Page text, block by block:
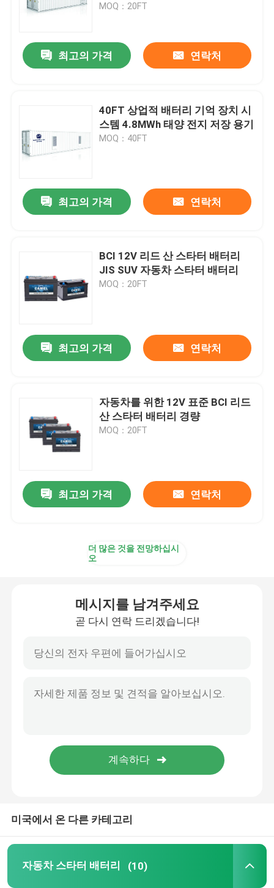
제품
MOQ：20FT
최고의 가격 연락처
40FT 상업적 배터리 기억 장치 시
스템 4.8MWh 태양 전지 저장 용기
MOQ：40FT
최고의 가격 연락처
BCI 12V 리드 산 스타터 배터리
JIS SUV 자동차 스타터 배터리
MOQ：20FT
최고의 가격 연락처
자동차를 위한 12V 표준 BCI 리드
산 스타터 배터리 경량
MOQ：20FT
최고의 가격 연락처
더 많은 것을 전망하십시
오
메시지를 남겨주세요
곧 다시 연락 드리겠습니다!
미국에서 온 다른 카테고리
자동차 스타터 배터리 (10)